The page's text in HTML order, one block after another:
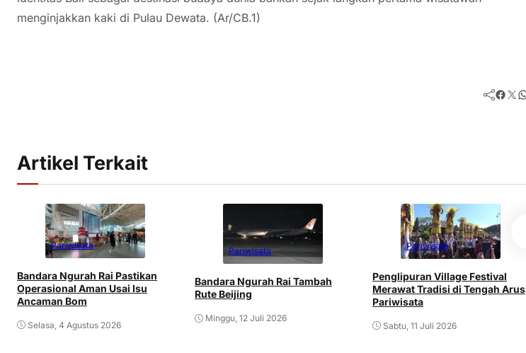
menginjakkan kaki di Pulau Dewata. (Ar/CB.1)
Facebook Twitter WhatsApp
Artikel Terkait
Pariwisata
Bandara Ngurah Rai Pastikan
Operasional Aman Usai Isu
Ancaman Bom
Selasa, 4 Agustus 2026
Pariwisata
Bandara Ngurah Rai Tambah
Rute Beijing
Minggu, 12 Juli 2026
Pariwisata
Penglipuran Village Festival
Merawat Tradisi di Tengah Arus
Pariwisata
Sabtu, 11 Juli 2026